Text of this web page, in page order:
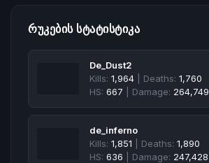
ᲠᲣᲙᲔᲑᲘᲡ ᲡᲢᲐᲢᲘᲡᲢᲘᲙᲐ
De_Dust2
Kills: 1,964 | Deaths: 1,760
HS: 667 | Damage: 264,749
de_inferno
Kills: 1,851 | Deaths: 1,890
HS: 636 | Damage: 247,428